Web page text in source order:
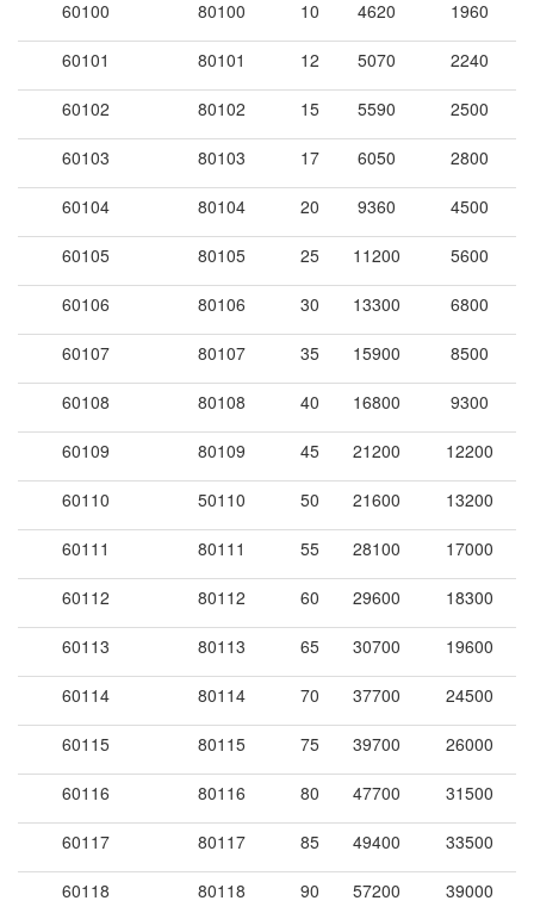
60100 80100 10 4620 1960
60101 80101 12 5070 2240
60102 80102 15 5590 2500
60103 80103 17 6050 2800
60104 80104 20 9360 4500
60105 80105 25 11200 5600
60106 80106 30 13300 6800
60107 80107 35 15900 8500
60108 80108 40 16800 9300
60109 80109 45 21200 12200
60110 50110 50 21600 13200
60111 80111 55 28100 17000
60112 80112 60 29600 18300
60113 80113 65 30700 19600
60114 80114 70 37700 24500
60115 80115 75 39700 26000
60116 80116 80 47700 31500
60117 80117 85 49400 33500
60118 80118 90 57200 39000